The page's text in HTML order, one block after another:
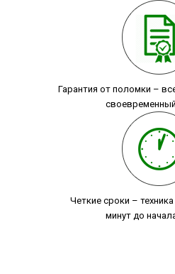
Гарантия от поломки –
Четкие сроки –
минут до